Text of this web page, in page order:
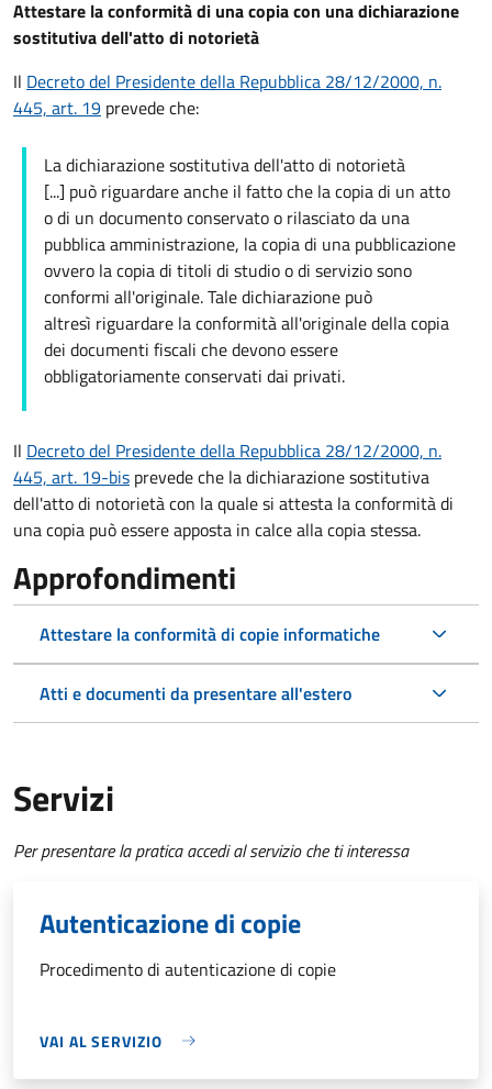
Attestare la conformità di una copia con una dichiarazione
sostitutiva dell'atto di notorietà
Il Decreto del Presidente della Repubblica 28/12/2000, n.
445, art. 19 prevede che:
La dichiarazione sostitutiva dell'atto di notorietà
[...] può riguardare anche il fatto che la copia di un atto
o di un documento conservato o rilasciato da una
pubblica amministrazione, la copia di una pubblicazione
ovvero la copia di titoli di studio o di servizio sono
conformi all'originale. Tale dichiarazione può
altresì riguardare la conformità all'originale della copia
dei documenti fiscali che devono essere
obbligatoriamente conservati dai privati.
Il Decreto del Presidente della Repubblica 28/12/2000, n.
445, art. 19-bis prevede che la dichiarazione sostitutiva
dell'atto di notorietà con la quale si attesta la conformità di
una copia può essere apposta in calce alla copia stessa.
Approfondimenti
Attestare la conformità di copie informatiche
Atti e documenti da presentare all'estero
Servizi
Per presentare la pratica accedi al servizio che ti interessa
Autenticazione di copie
Procedimento di autenticazione di copie
VAI AL SERVIZIO